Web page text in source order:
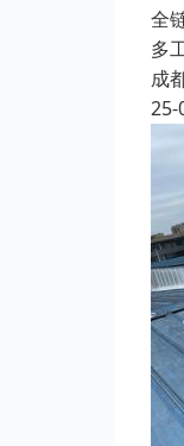
全
多
成
25-